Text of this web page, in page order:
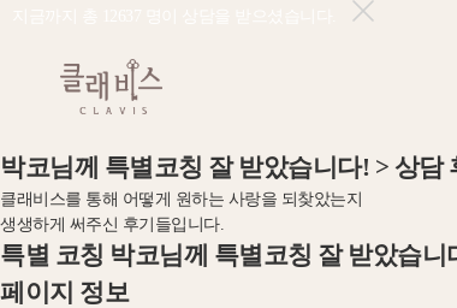
박코님께 특별코칭 잘 받았습니 다! > 상담
클래 비 스를 통해 어 떻게 원하는 사랑을 되 찾았는지
생생하게 써 주신 후기 들입 니 다.
특별 코칭 박코님께 특별코칭 잘 받았습니
페이지 정보